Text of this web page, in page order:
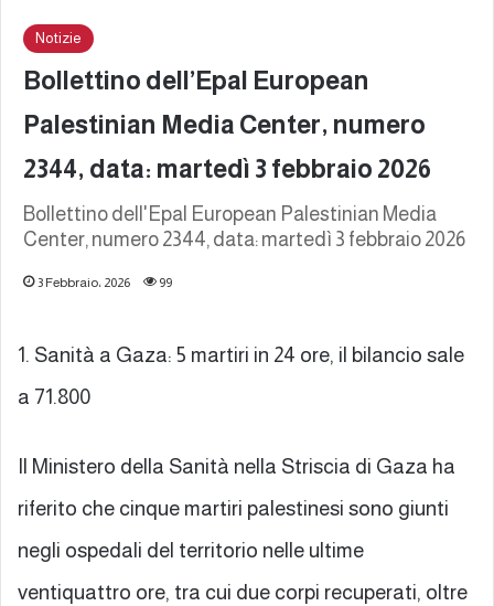
Notizie
Bollettino dell’Epal European
Palestinian Media Center, numero
2344, data: martedì 3 febbraio 2026
Bollettino dell'Epal European Palestinian Media
Center, numero 2344, data: martedì 3 febbraio 2026
3 Febbraio، 2026 99
1. Sanità a Gaza: 5 martiri in 24 ore, il bilancio sale
a 71.800
Il Ministero della Sanità nella Striscia di Gaza ha
riferito che cinque martiri palestinesi sono giunti
negli ospedali del territorio nelle ultime
ventiquattro ore, tra cui due corpi recuperati, oltre